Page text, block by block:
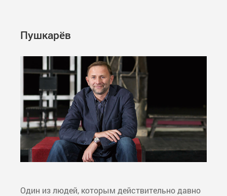
Пушкарёв
Один из людей, которым действительно давно